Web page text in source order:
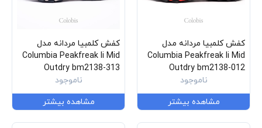
کفش کلمبیا مردانه مدل
Columbia Peakfreak Ii Mid
Outdry bm2138-012
ناموجود
مشاهده بیشتر
کفش کلمبیا مردانه مدل
Columbia Peakfreak Ii Mid
Outdry bm2138-313
ناموجود
مشاهده بیشتر